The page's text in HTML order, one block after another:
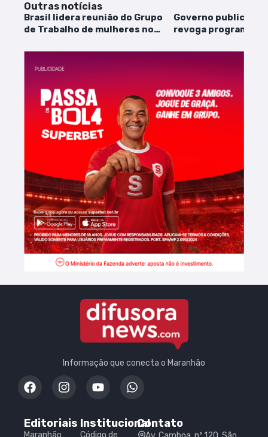
Outras notícias
Brasil lidera reunião do Grupo
de Trabalho de mulheres no
Governo publica
revoga programa
Informação que conecta o Maranhão
Editoriais
Maranhão
Institucional
Código de
Contato